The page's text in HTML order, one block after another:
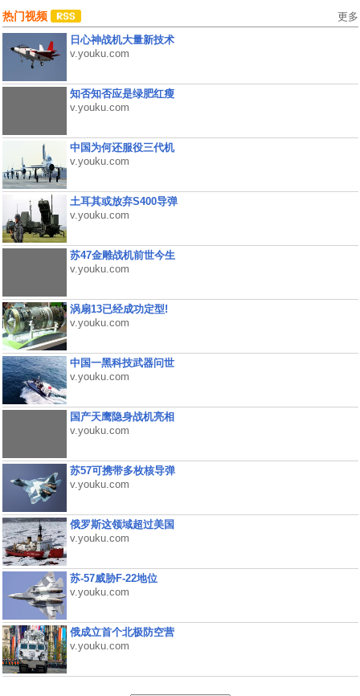
热门视频 更多
日心神战机大量新技术
v.youku.com
知否知否应是绿肥红瘦
v.youku.com
中国为何还服役三代机
v.youku.com
土耳其或放弃S400导弹
v.youku.com
苏47金雕战机前世今生
v.youku.com
涡扇13已经成功定型!
v.youku.com
中国一黑科技武器问世
v.youku.com
国产天鹰隐身战机亮相
v.youku.com
苏57可携带多枚核导弹
v.youku.com
俄罗斯这领域超过美国
v.youku.com
苏-57威胁F-22地位
v.youku.com
俄成立首个北极防空营
v.youku.com